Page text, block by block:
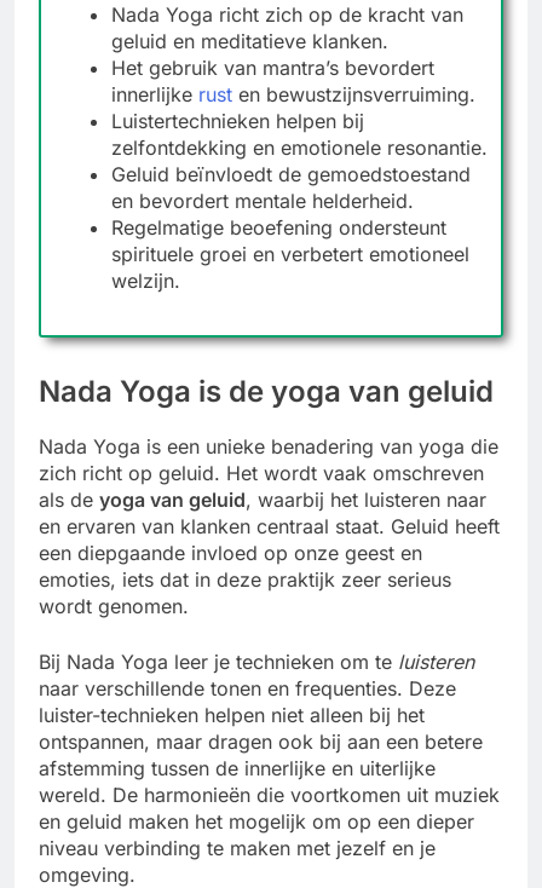
Nada Yoga richt zich op de kracht van
geluid en meditatieve klanken.
Het gebruik van mantra’s bevordert
innerlijke rust en bewustzijnsverruiming.
Luistertechnieken helpen bij
zelfontdekking en emotionele resonantie.
Geluid beïnvloedt de gemoedstoestand
en bevordert mentale helderheid.
Regelmatige beoefening ondersteunt
spirituele groei en verbetert emotioneel
welzijn.
Nada Yoga is de yoga van geluid
Nada Yoga is een unieke benadering van yoga die
zich richt op geluid. Het wordt vaak omschreven
als de yoga van geluid, waarbij het luisteren naar
en ervaren van klanken centraal staat. Geluid heeft
een diepgaande invloed op onze geest en
emoties, iets dat in deze praktijk zeer serieus
wordt genomen.
Bij Nada Yoga leer je technieken om te luisteren
naar verschillende tonen en frequenties. Deze
luister-technieken helpen niet alleen bij het
ontspannen, maar dragen ook bij aan een betere
afstemming tussen de innerlijke en uiterlijke
wereld. De harmonieën die voortkomen uit muziek
en geluid maken het mogelijk om op een dieper
niveau verbinding te maken met jezelf en je
omgeving.